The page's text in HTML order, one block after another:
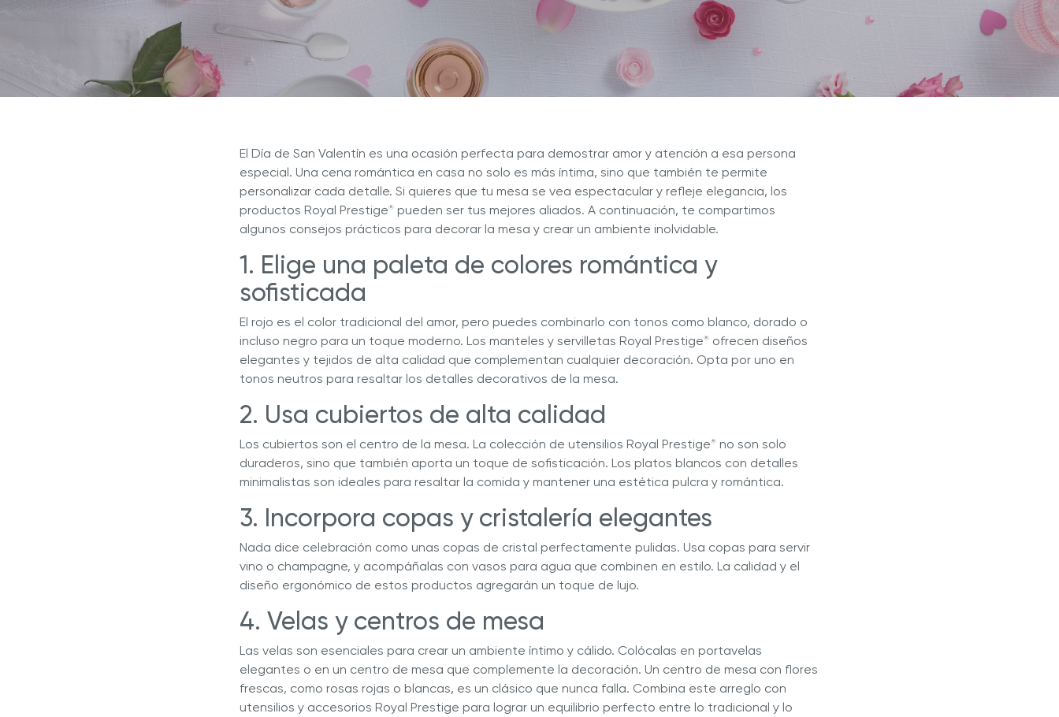
Sistema de Cocina NOVEL™
Sistema de Cocina INNOVE™
Sistema de Cocina 5 CAPAS
Sistema de Cocina Novel™ Royal Prestige Power Blender Max Extractor de Jugos Royal Prestige®
Revista Royal Prestige
Programa de Referidos
Explora nuestras deliciosas recetas Descubre Más con Nuestros Blogs
¿Por qué Hy Cite es una empresa
líder en la venta directa?
El Día de San Valentín es una ocasión perfecta para demostrar amor y atención a esa persona
especial. Una cena romántica en casa no solo es más íntima, sino que también te permite
personalizar cada detalle. Si quieres que tu mesa se vea espectacular y refleje elegancia, los
productos Royal Prestige® pueden ser tus mejores aliados. A continuación, te compartimos
algunos consejos prácticos para decorar la mesa y crear un ambiente inolvidable.
1. Elige una paleta de colores romántica y
sofisticada
El rojo es el color tradicional del amor, pero puedes combinarlo con tonos como blanco, dorado o
incluso negro para un toque moderno. Los manteles y servilletas Royal Prestige® ofrecen diseños
elegantes y tejidos de alta calidad que complementan cualquier decoración. Opta por uno en
tonos neutros para resaltar los detalles decorativos de la mesa.
2. Usa cubiertos de alta calidad
Los cubiertos son el centro de la mesa. La colección de utensilios Royal Prestige® no son solo
duraderos, sino que también aporta un toque de sofisticación. Los platos blancos con detalles
minimalistas son ideales para resaltar la comida y mantener una estética pulcra y romántica.
3. Incorpora copas y cristalería elegantes
Nada dice celebración como unas copas de cristal perfectamente pulidas. Usa copas para servir
vino o champagne, y acompáñalas con vasos para agua que combinen en estilo. La calidad y el
diseño ergonómico de estos productos agregarán un toque de lujo.
4. Velas y centros de mesa
Las velas son esenciales para crear un ambiente íntimo y cálido. Colócalas en portavelas
elegantes o en un centro de mesa que complemente la decoración. Un centro de mesa con flores
frescas, como rosas rojas o blancas, es un clásico que nunca falla. Combina este arreglo con
utensilios y accesorios Royal Prestige para lograr un equilibrio perfecto entre lo tradicional y lo